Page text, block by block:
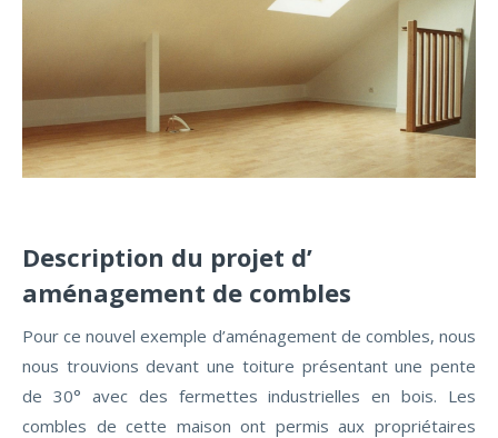
Description du projet d’
aménagement de combles
Pour ce nouvel exemple d’aménagement de combles, nous
nous trouvions devant une toiture présentant une pente
de 30° avec des fermettes industrielles en bois. Les
combles de cette maison ont permis aux propriétaires